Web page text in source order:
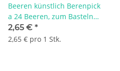
Beeren künstlich Berenpick
a 24 Beeren, zum Basteln
und Dekorieren, grün -
braun
2,65 € *
2,65 € pro 1 Stk.